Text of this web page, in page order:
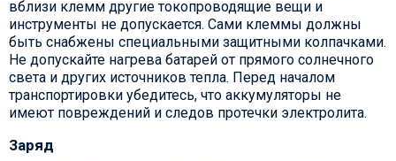
вблизи клемм другие токопроводящие вещи и
инструменты не допускается. Сами клеммы должны
быть снабжены специальными защитными колпачками.
Не допускайте нагрева батарей от прямого солнечного
света и других источников тепла. Перед началом
транспортировки убедитесь, что аккумуляторы не
имеют повреждений и следов протечки электролита.
Заряд